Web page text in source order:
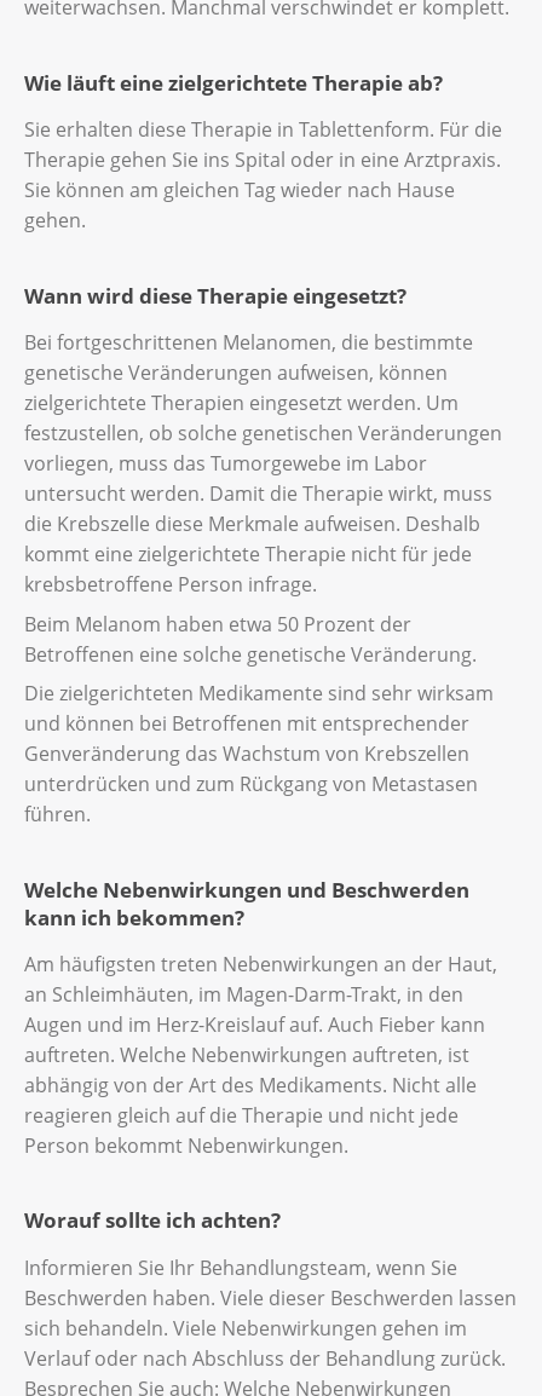
weiterwachsen. Manchmal verschwindet er komplett.
Wie läuft eine zielgerichtete Therapie ab?
Sie erhalten diese Therapie in Tablettenform. Für die
Therapie gehen Sie ins Spital oder in eine Arztpraxis.
Sie können am gleichen Tag wieder nach Hause
gehen.
Wann wird diese Therapie eingesetzt?
Bei fortgeschrittenen Melanomen, die bestimmte
genetische Veränderungen aufweisen, können
zielgerichtete Therapien eingesetzt werden. Um
festzustellen, ob solche genetischen Veränderungen
vorliegen, muss das Tumorgewebe im Labor
untersucht werden. Damit die Therapie wirkt, muss
die Krebszelle diese Merkmale aufweisen. Deshalb
kommt eine zielgerichtete Therapie nicht für jede
krebsbetroffene Person infrage.
Beim Melanom haben etwa 50 Prozent der
Betroffenen eine solche genetische Veränderung.
Die zielgerichteten Medikamente sind sehr wirksam
und können bei Betroffenen mit entsprechender
Genveränderung das Wachstum von Krebszellen
unterdrücken und zum Rückgang von Metastasen
führen.
Welche Nebenwirkungen und Beschwerden
kann ich bekommen?
Am häufigsten treten Nebenwirkungen an der Haut,
an Schleimhäuten, im Magen-Darm-Trakt, in den
Augen und im Herz-Kreislauf auf. Auch Fieber kann
auftreten. Welche Nebenwirkungen auftreten, ist
abhängig von der Art des Medikaments. Nicht alle
reagieren gleich auf die Therapie und nicht jede
Person bekommt Nebenwirkungen.
Worauf sollte ich achten?
Informieren Sie Ihr Behandlungsteam, wenn Sie
Beschwerden haben. Viele dieser Beschwerden lassen
sich behandeln. Viele Nebenwirkungen gehen im
Verlauf oder nach Abschluss der Behandlung zurück.
Besprechen Sie auch: Welche Nebenwirkungen